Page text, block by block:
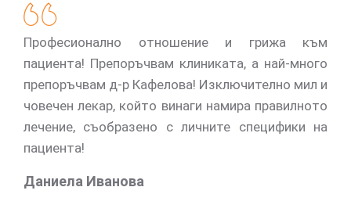
Професионално отношение и грижа към
пациента! Препоръчвам клиниката, а най-много
препоръчвам д-р Кафелова! Изключително мил и
човечен лекар, който винаги намира правилното
лечение, съобразено с личните специфики на
пациента!
Даниела Иванова